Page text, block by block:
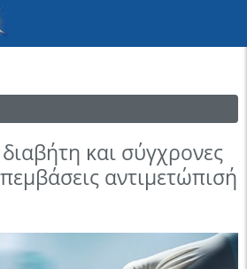
και σύγχρονες
αντιμετώπισή